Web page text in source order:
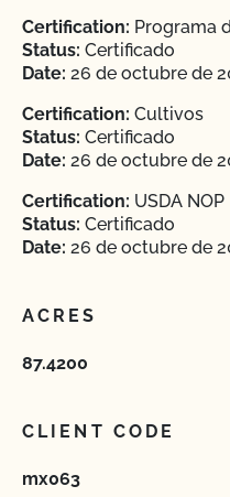
Certification: Programa
Status: Certificado
Date: 26 de octubre de
Certification: Cultivos
Status: Certificado
Date: 26 de octubre de
Certification: USDA NOP
Status: Certificado
Date: 26 de octubre de
ACRES
87.4200
CLIENT CODE
mx063